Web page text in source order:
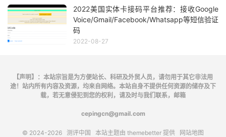
2022美国实体卡接码平台推荐：接收Google
Voice/Gmail/Facebook/Whatsapp等短信验证
码
2022-08-27
【声明】：本站宗旨是为方便站长、科研及外贸人员，请勿用于其它非法用
途！站内所有内容及资源，均来自网络。本站自身不提供任何资源的储存及下
载，若无意侵犯到您的权利，请及时与我们联系，邮箱
cepingcn@gmail.com
© 2024-2026 测评中国 本站主题由 themebetter 提供 网站地图